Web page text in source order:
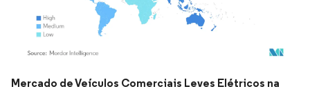
Imagem © Mordor Intelligence. O reuso requer atribuição conforme CC BY 4.0.
Mercado de Veículos Comerciais Leves Elétricos na